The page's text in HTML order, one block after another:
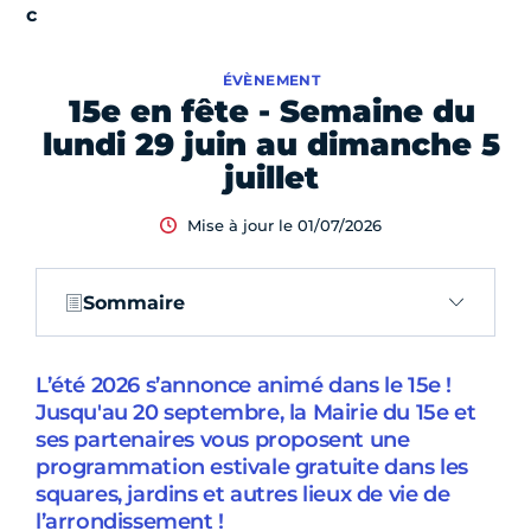
15e en fête - Semaine du
lundi 29 juin au dimanche 5
juillet
ÉVÈNEMENT
Mise à jour le 01/07/2026
Sommaire
L’été 2026 s’annonce animé dans le 15e !
Jusqu'au 20 septembre, la Mairie du 15e et
ses partenaires vous proposent une
programmation estivale gratuite dans les
squares, jardins et autres lieux de vie de
l’arrondissement !